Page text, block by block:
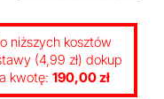
niższych kosztów
(4,99 zł) dokup
kwotę: 190,00 zł